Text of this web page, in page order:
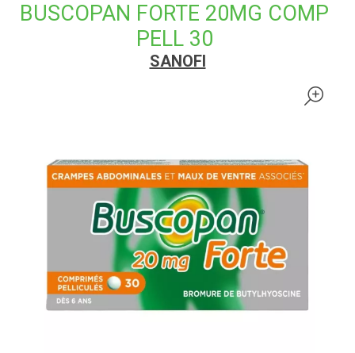
BUSCOPAN FORTE 20MG COMP
PELL 30
SANOFI